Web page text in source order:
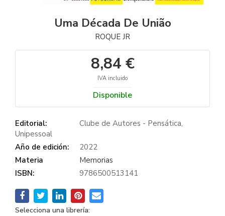
Uma Década De União
ROQUE JR
8,84 €
IVA incluido
Disponible
Editorial:
Clube de Autores - Pensática,
Unipessoal
Año de edición:
2022
Materia
Memorias
ISBN:
9786500513141
Selecciona una librería: